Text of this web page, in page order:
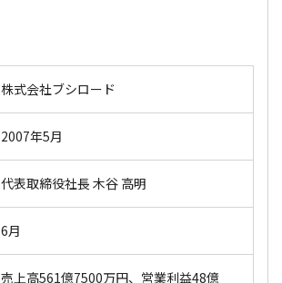
株式会社ブシロード
2007年5月
代表取締役社長 木谷 高明
6月
売上高561億7500万円、営業利益48億